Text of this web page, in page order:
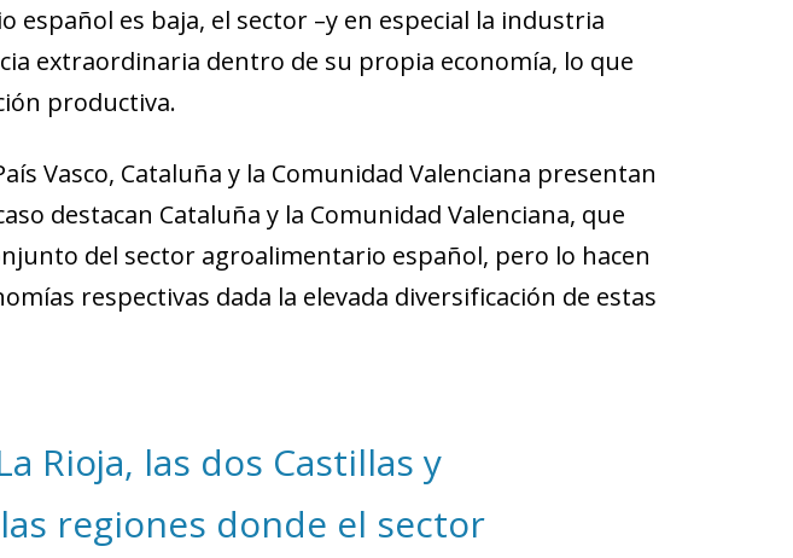
es baja, el sector –y en especial la industria
extraordinaria dentro de su propia economía, lo que
productiva.
Vasco, Cataluña y la Comunidad Valenciana presentan
destacan Cataluña y la Comunidad Valenciana, que
del sector agroalimentario español, pero lo hacen
respectivas dada la elevada diversificación de estas
Rioja, las dos Castillas y
regiones donde el sector